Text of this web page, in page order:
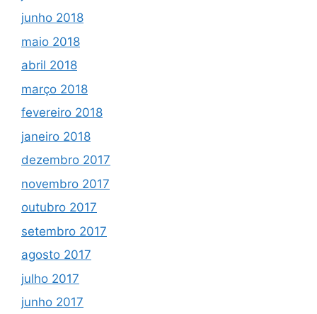
junho 2018
maio 2018
abril 2018
março 2018
fevereiro 2018
janeiro 2018
dezembro 2017
novembro 2017
outubro 2017
setembro 2017
agosto 2017
julho 2017
junho 2017